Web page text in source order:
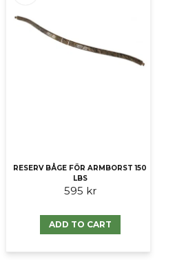
RESERV BÅGE FÖR ARMBORST 150
LBS
595 kr
ADD TO CART